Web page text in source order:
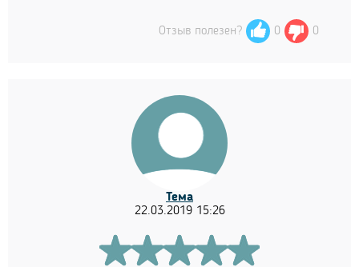
Отзыв полезен? 0 0
Тема
22.03.2019 15:26